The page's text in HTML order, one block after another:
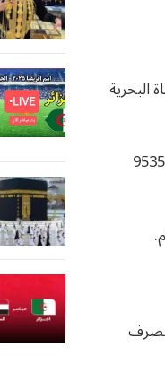
مشاة البحرية
كتعويض لأسرة القتيلة جنيفر لود بقيمة تزيد عن 4.5 مليون بيزو (95350